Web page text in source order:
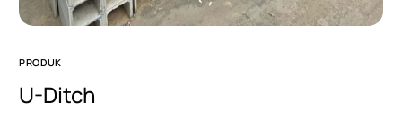
PRODUK
U-Ditch